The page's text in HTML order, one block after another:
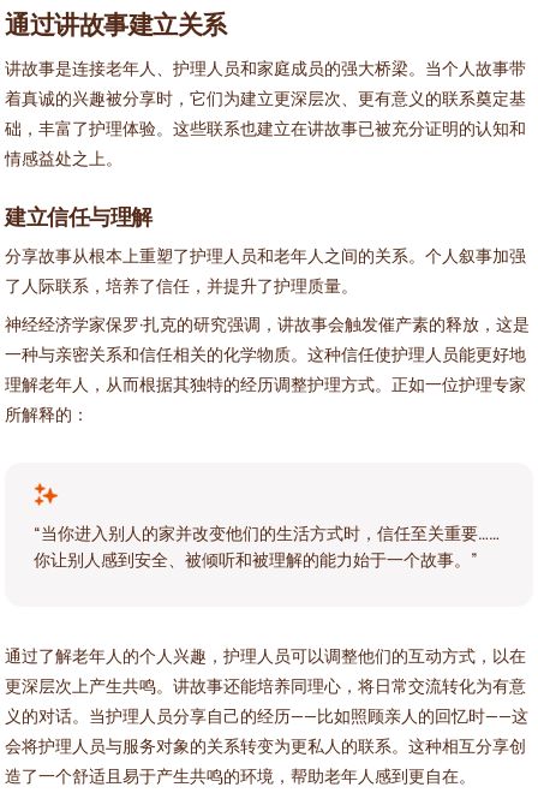
通过讲故事建立关系
讲故事是连接老年人、护理人员和家庭成员的强大桥梁。当个人故事带
着真诚的兴趣被分享时，它们为建立更深层次、更有意义的联系奠定基
础，丰富了护理体验。这些联系也建立在讲故事已被充分证明的认知和
情感益处之上。
建立信任与理解
分享故事从根本上重塑了护理人员和老年人之间的关系。个人叙事加强
了人际联系，培养了信任，并提升了护理质量。
神经经济学家保罗·扎克的研究强调，讲故事会触发催产素的释放，这是
一种与亲密关系和信任相关的化学物质。这种信任使护理人员能更好地
理解老年人，从而根据其独特的经历调整护理方式。正如一位护理专家
所解释的：
“当你进入别人的家并改变他们的生活方式时，信任至关重要……
你让别人感到安全、被倾听和被理解的能力始于一个故事。”
通过了解老年人的个人兴趣，护理人员可以调整他们的互动方式，以在
更深层次上产生共鸣。讲故事还能培养同理心，将日常交流转化为有意
义的对话。当护理人员分享自己的经历——比如照顾亲人的回忆时——这
会将护理人员与服务对象的关系转变为更私人的联系。这种相互分享创
造了一个舒适且易于产生共鸣的环境，帮助老年人感到更自在。